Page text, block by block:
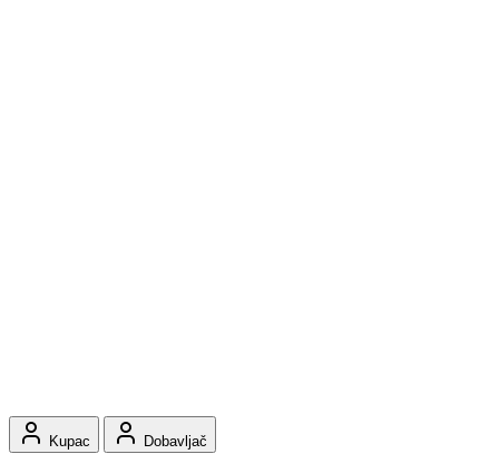
Kupac Dobavljač